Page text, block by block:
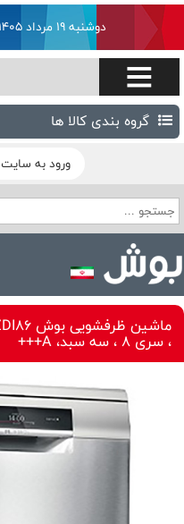
دوشنبه ۱۹ مرداد ۱۴۰۵ | Monday 10 August 2026
گروه بندی کالا ها
ورود به سایت
، سری 8 ، سه سبد، A+++